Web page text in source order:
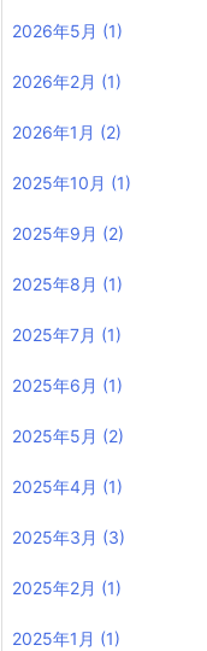
2026年5月 (1)
2026年2月 (1)
2026年1月 (2)
2025年10月 (1)
2025年9月 (2)
2025年8月 (1)
2025年7月 (1)
2025年6月 (1)
2025年5月 (2)
2025年4月 (1)
2025年3月 (3)
2025年2月 (1)
2025年1月 (1)